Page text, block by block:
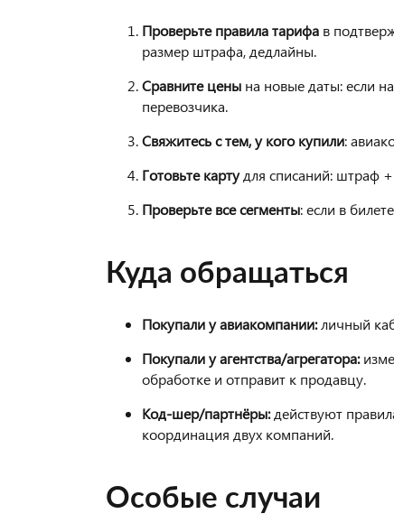
Проверьте правила тарифа в
размер штрафа, дедлайны.
Сравните цены на новые даты: если
перевозчика.
Свяжитесь с тем, у кого купили:
Готовьте картудля списаний: штраф
Проверьте все сегменты: если в
Куда обращаться
Покупали у авиакомпании:личный
Покупали у агентства/агрегатора:
обработке и отправит к продавцу.
Код-шер/партнёры:действуют
координация двух компаний.
Особые случаи